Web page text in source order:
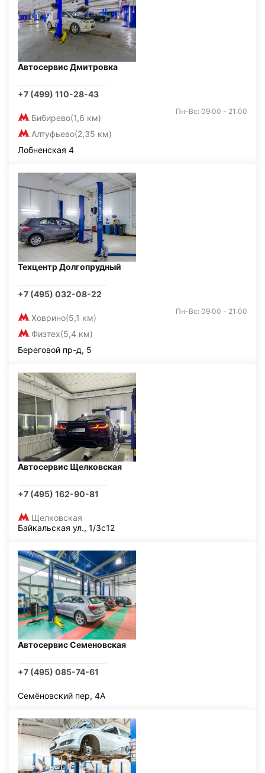
Автосервис Дмитровка
+7 (499) 110-28-43
Бибирево(1,6 км)
Алтуфьево(2,35 км)
Пн-Вс: 09:00 - 21:00
Лобненская 4
Техцентр Долгопрудный
+7 (495) 032-08-22
Ховрино(5,1 км)
Физтех(5,4 км)
Пн-Вс: 09:00 - 21:00
Береговой пр-д, 5
Автосервис Щелковская
+7 (495) 162-90-81
Щелковская
Байкальская ул., 1/3с12
Автосервис Семеновская
+7 (495) 085-74-61
Семёновский пер, 4А